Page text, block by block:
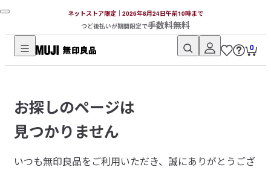
ネットストア限定｜2026年8月24日午前10時まで
つど後払いが期間限定で手数料無料
無
品
ネ
ッ
ト
0
お探しのページは
見つかりません
いつも無印良品をご利用いただき、誠にありがとうござ